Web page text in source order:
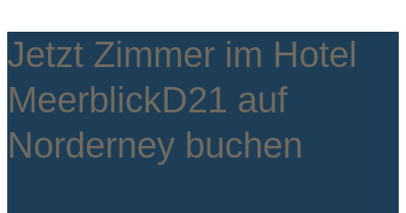
Jetzt Zimmer im Hotel
MeerblickD21 auf
Norderney buchen